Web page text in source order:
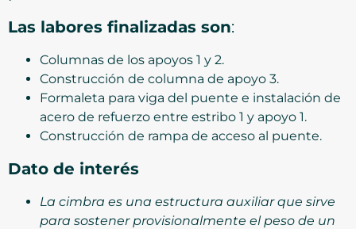
Las labores finalizadas son:
Columnas de los apoyos 1 y 2.
Construcción de columna de apoyo 3.
Formaleta para viga del puente e instalación de
acero de refuerzo entre estribo 1 y apoyo 1.
Construcción de rampa de acceso al puente.
Dato de interés
La cimbra es una estructura auxiliar que sirve
para sostener provisionalmente el peso de un